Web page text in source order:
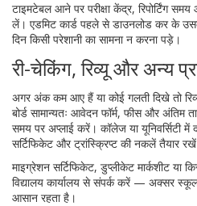
टाइमटेबल आने पर परीक्षा केंद्र, रिपोर्टिंग
लें। एडमिट कार्ड पहले से डाउनलोड कर के
दिन किसी परेशानी का सामना न करना पड़े।
री-चेकिंग, रिव्यू और अन्य
अगर अंक कम आए हैं या कोई गलती दिखे तो
बोर्ड सामान्यतः आवेदन फॉर्म, फीस और अंतिम
समय पर अप्लाई करें। कॉलेज या यूनिवर्सिटी में
सर्टिफिकेट और ट्रांस्क्रिप्ट की नकलें तैयार
माइग्रेशन सर्टिफिकेट, डुप्लीकेट मार्कशीट या
विद्यालय कार्यालय से संपर्क करें — अक्सर
आसान रहता है।